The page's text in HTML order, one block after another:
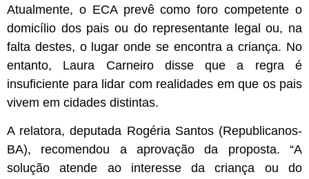
Atualmente, o ECA prevê como foro competente o
domicílio dos pais ou do representante legal ou, na
falta destes, o lugar onde se encontra a criança. No
entanto, Laura Carneiro disse que a regra é
insuficiente para lidar com realidades em que os pais
vivem em cidades distintas.
A relatora, deputada Rogéria Santos (Republicanos-
BA), recomendou a aprovação da proposta. “A
solução atende ao interesse da criança ou do